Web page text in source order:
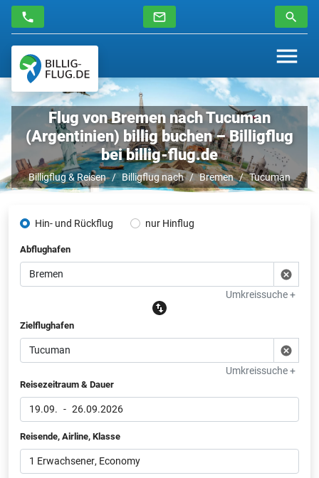
Flug von Bremen nach Tucuman
(Argentinien) billig buchen – Billigflug
bei billig-flug.de
Billigflug & Reisen Billigflug nach Bremen Tucuman
Hin- und Rückflug nur Hinflug
Abflughafen
Umkreissuche +
Zielflughafen
Umkreissuche +
Reisezeitraum & Dauer
19.09. - 26.09.2026
Reisende, Airline, Klasse
1 Erwachsener, Economy